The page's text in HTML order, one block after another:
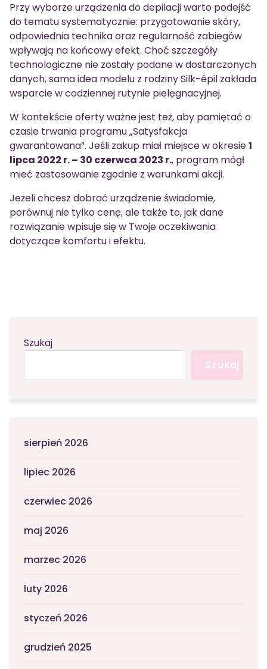
Przy wyborze urządzenia do depilacji warto podejść
do tematu systematycznie: przygotowanie skóry,
odpowiednia technika oraz regularność zabiegów
wpływają na końcowy efekt. Choć szczegóły
technologiczne nie zostały podane w dostarczonych
danych, sama idea modelu z rodziny Silk-épil zakłada
wsparcie w codziennej rutynie pielęgnacyjnej.
W kontekście oferty ważne jest też, aby pamiętać o
czasie trwania programu „Satysfakcja
gwarantowana”. Jeśli zakup miał miejsce w okresie1
lipca 2022 r. – 30 czerwca 2023 r., program mógł
mieć zastosowanie zgodnie z warunkami akcji.
Jeżeli chcesz dobrać urządzenie świadomie,
porównuj nie tylko cenę, ale także to, jak dane
rozwiązanie wpisuje się w Twoje oczekiwania
dotyczące komfortu i efektu.
Szukaj
Szukaj
sierpień 2026
lipiec 2026
czerwiec 2026
maj 2026
marzec 2026
luty 2026
styczeń 2026
grudzień 2025